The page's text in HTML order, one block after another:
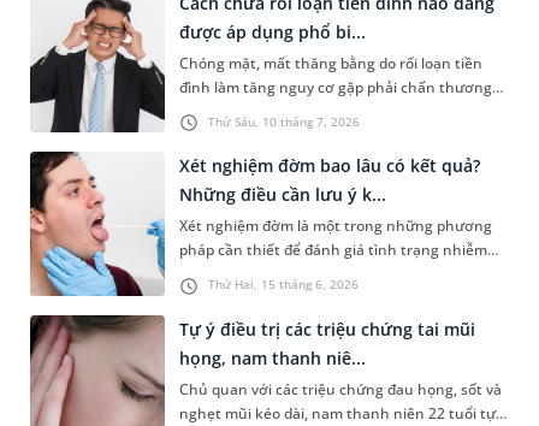
Thứ Sáu, 10 tháng 7, 2026
được áp dụng phổ bi...
Chóng mặt, mất thăng bằng do rối loạn tiền
đình làm tăng nguy cơ gặp phải chấn thương
nghiêm trọng. Bệnh dễ gặp hơn ở người trung
niên, cao tuổi hoặc người thường xuyên căng
thẳng, làm việc quá sức. Nội dung chia sẻ dưới
đây sẽ cùng bạn tìm hiểu cách chữa rối loạn
tiền đình giúp kiểm soát triệu chứng, hạn chế
tái phát và ngăn ngừa biến chứng nguy hiểm.
Thứ Hai, 15 tháng 6, 2026
Xét nghiệm đờm bao lâu có kết quả?
Những điều cần lưu ý k...
Xét nghiệm đờm là một trong những phương
pháp cần thiết để đánh giá tình trạng nhiễm
trùng, viêm hoặc bệnh lý tại đường hô hấp. Vậy
xét nghiệm đờm bao lâu có kết quả, cần lưu ý
những gì để tránh sai lệch kết quả? Những
thông tin sau đây sẽ giúp bạn làm rõ vấn đề này
và có tâm thế chủ động hơn trong quá trình
thăm khám.
Tự ý điều trị các triệu chứng tai mũi
họng, nam thanh niê...
Chủ quan với các triệu chứng đau họng, sốt và
nghẹt mũi kéo dài, nam thanh niên 22 tuổi tự